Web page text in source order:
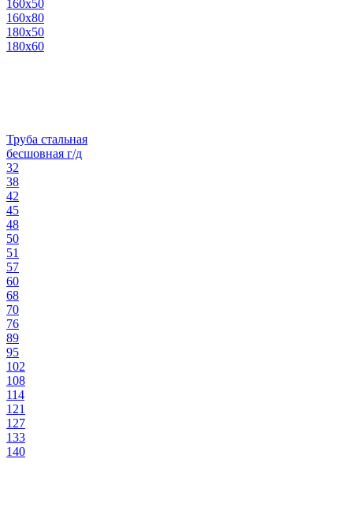
160х50
160х80
180х50
180х60
Труба стальная
бесшовная г/д
32
38
42
45
48
50
51
57
60
68
70
76
89
95
102
108
114
121
127
133
140